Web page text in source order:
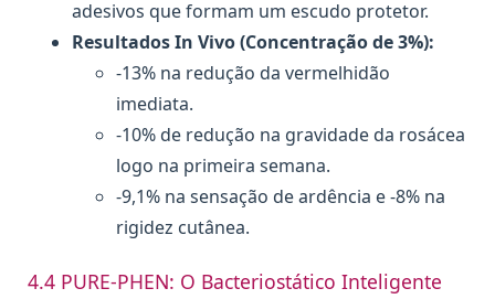
adesivos que formam um escudo protetor.
Resultados In Vivo (Concentração de 3%):
-13% na redução da vermelhidão
imediata.
-10% de redução na gravidade da rosácea
logo na primeira semana.
-9,1% na sensação de ardência e -8% na
rigidez cutânea.
4.4 PURE-PHEN: O Bacteriostático Inteligente